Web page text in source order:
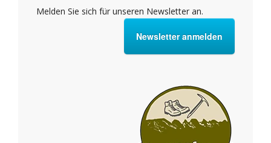
Melden Sie sich für unseren Newsletter an.
Newsletter anmelden